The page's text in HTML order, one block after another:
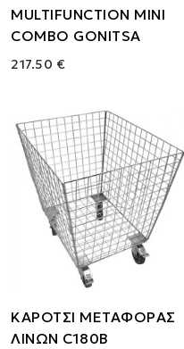
MULTIFUNCTION MINI
COMBO GONITSA
217.50 €
ΚΑΡΟΤΣΙ ΜΕΤΑΦΟΡΑΣ
ΛΙΝΩΝ C180B